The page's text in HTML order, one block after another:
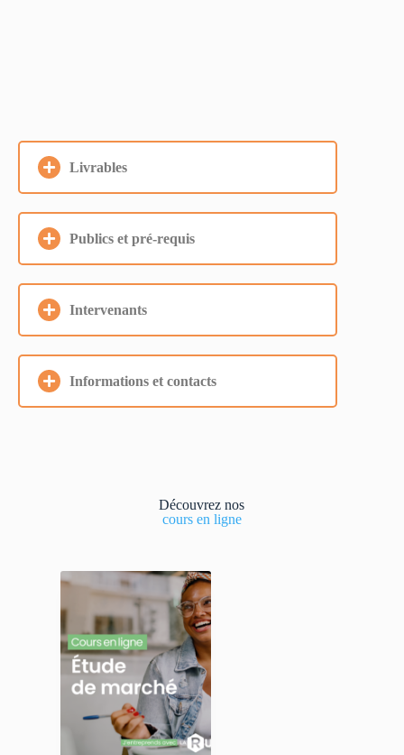
Livrables
Publics et pré-requis
Intervenants
Informations et contacts
Découvrez nos
cours en ligne